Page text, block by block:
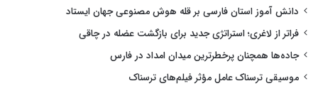
دانش آموز استان فارسی بر قله هوش مصنوعی جهان ایستاد
فراتر از لاغری؛ استراتژی جدید برای بازگشت عضله در چاقی
جاده‌ها همچنان پرخطرترین میدان امداد در فارس
موسیقی ترسناک عامل مؤثر فیلم‌های ترسناک